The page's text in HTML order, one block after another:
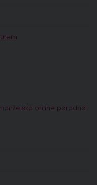
online poradna